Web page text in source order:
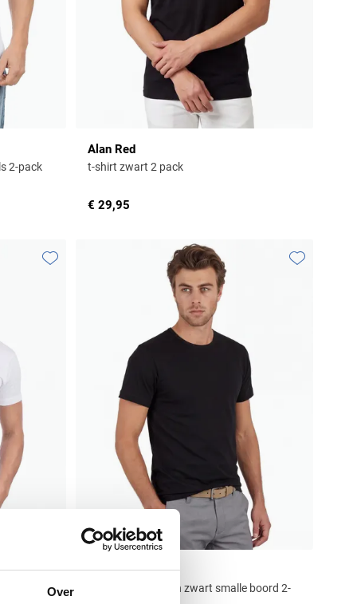
Over
2-pack
Alan Red
t-shirt zwart 2 pack
€ 29,95
Toevoegen aan favorieten
Alan Red
t-shirt effen katoen zwart smalle boord 2-